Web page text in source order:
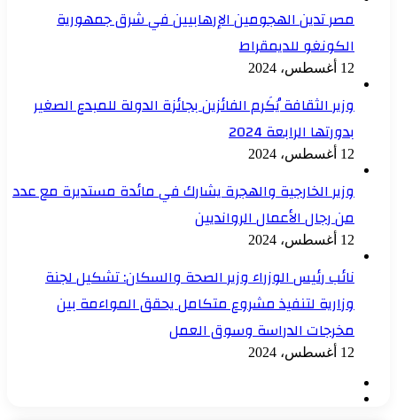
مصر تدين الهجومين الإرهابيين في شرق جمهورية
الكونغو للديمقراط
12 أغسطس، 2024
وزير الثقافة يُكَرم الفائزين بجائزة الدولة للمبدع الصغير
بدورتها الرابعة 2024
12 أغسطس، 2024
وزير الخارجية والهجرة يشارك في مائدة مستديرة مع عدد
من رجال الأعمال الروانديين
12 أغسطس، 2024
نائب رئيس الوزراء وزير الصحة والسكان: تشكيل لجنة
وزارية لتنفيذ مشروع متكامل يحقق المواءمة بين
مخرجات الدراسة وسوق العمل
12 أغسطس، 2024